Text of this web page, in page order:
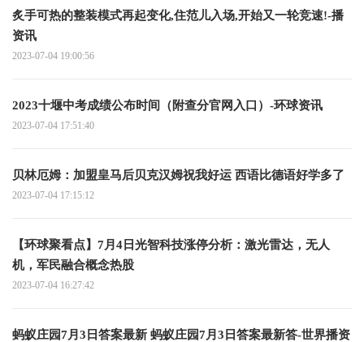
炙手可热的整装模式再起变化,住范儿入场,开始又一轮竞速!-播
资讯
2023-07-04 19:00:56
2023十堰中考成绩公布时间（附查分官网入口）-环球资讯
2023-07-04 17:51:40
贝林厄姆：加盟皇马后贝克汉姆祝我好运 西语比德语好学多了
2023-07-04 17:15:12
【环球聚看点】7月4日光智科技涨停分析：激光雷达，无人
机，军民融合概念热股
2023-07-04 16:27:42
蚂蚁庄园7月3日答案最新 蚂蚁庄园7月3日答案最新答-世界播资